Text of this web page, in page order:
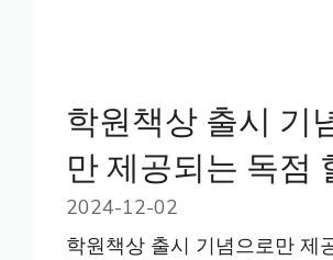
학원책상 출시 기
만 제공되는 독점
2024-12-02
학원책상 출시 기념으로만 제